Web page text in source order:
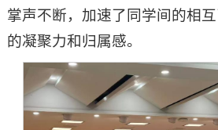
掌声不断，加速了同学间的相
的凝聚力和归属感。